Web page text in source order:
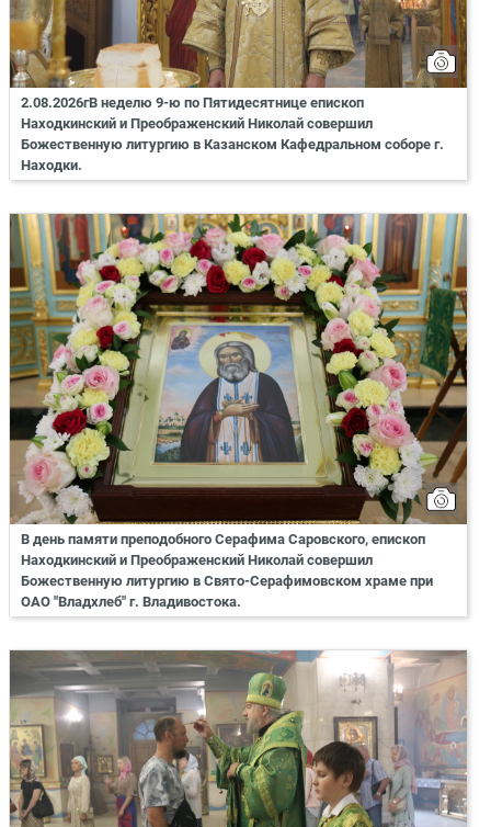
2.08.2026гВ неделю 9-ю по Пятидесятнице епископ
Находкинский и Преображенский Николай совершил
Божественную литургию в Казанском Кафедральном соборе г.
Находки.
В день памяти преподобного Серафима Саровского, епископ
Находкинский и Преображенский Николай совершил
Божественную литургию в Свято-Серафимовском храме при
ОАО "Владхлеб" г. Владивостока.